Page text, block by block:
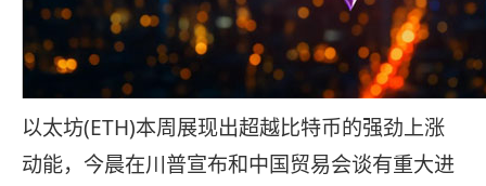
以太坊(ETH)本周展现出超越比特币的强劲上涨
动能，今晨在川普宣布和中国贸易会谈有重大进